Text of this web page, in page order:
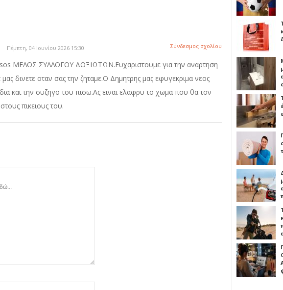
Πέμπτη, 04 Ιουνίου 2026 15:30 Σύνδεσμος σχολίου
ΜΕΛΟΣ ΣΥΛΛΟΓΟΥ ΔΟΞΙΩΤΩΝ.Ευχαριστουμε για την αναρτηση
δινετε οταν σας την ζηταμε.Ο Δημητρης μας εφυγεκριμα νεος
και την συζηγο του πισω.Ας ειναι ελαφρυ το χωμα που θα τον
πικειους του.